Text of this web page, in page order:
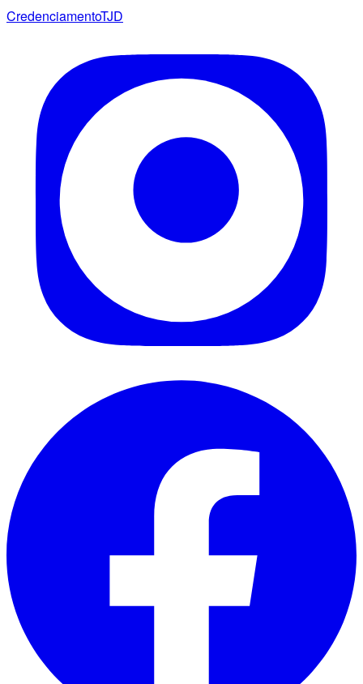
CredenciamentoTJD